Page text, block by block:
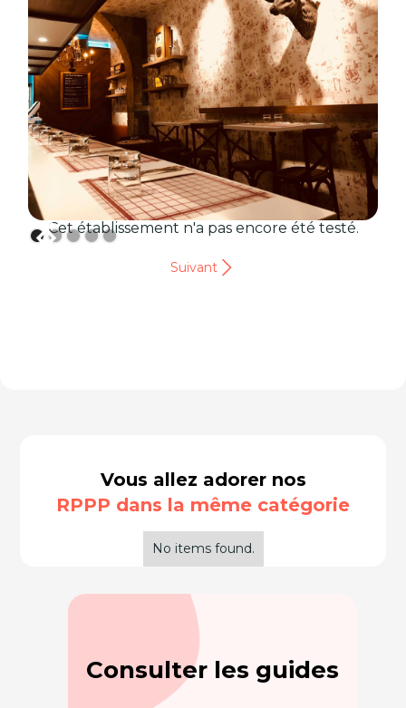
Cet établissement n'a pas encore été testé.
Suivant
Vous allez adorer nos
RPPP dans la même catégorie
No items found.
Consulter les guides